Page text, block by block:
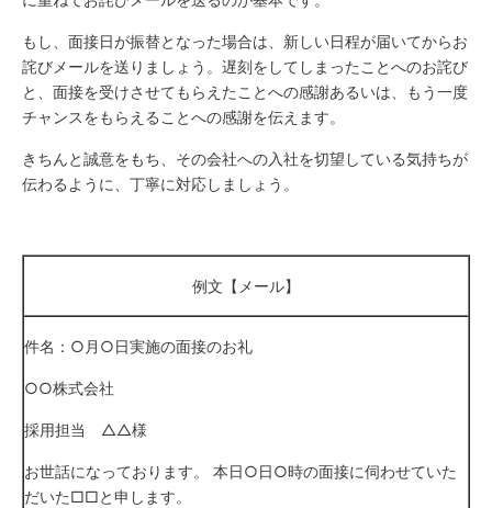
もし、面接日が振替となった場合は、新しい日程が届いてからお
詫びメールを送りましょう。遅刻をしてしまったことへのお詫び
と、面接を受けさせてもらえたことへの感謝あるいは、もう一度
チャンスをもらえることへの感謝を伝えます。
きちんと誠意をもち、その会社への入社を切望している気持ちが
伝わるように、丁寧に対応しましょう。
例文【メール】
件名：○月○日実施の面接のお礼
○○株式会社
採用担当 △△様
お世話になっております。 本日○日○時の面接に伺わせていた
だいた□□と申します。